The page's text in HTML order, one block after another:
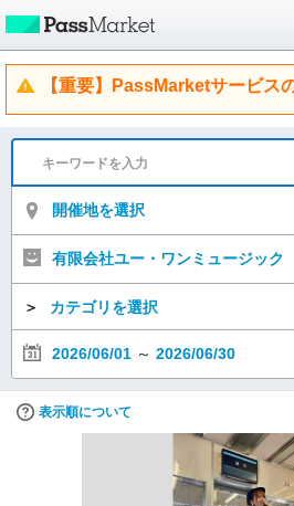
【重要】PassMarketサービス
開催地を選択
有限会社ユー・ワンミュージック
＞ カテゴリを選択
2026/06/01 ～ 2026/06/30
表示順について